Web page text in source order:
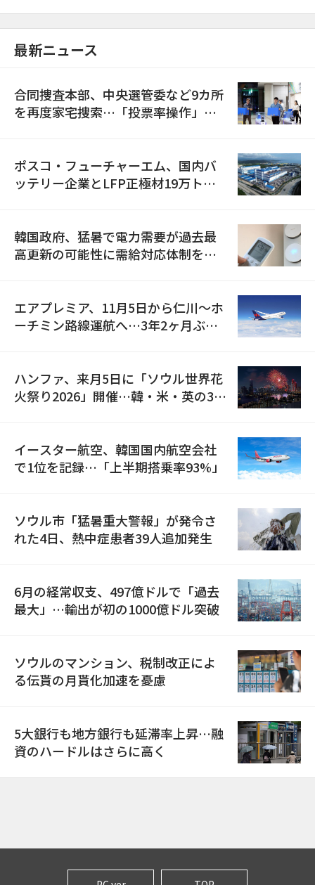
最新ニュース
合同捜査本部、中央選管委など9カ所
を再度家宅捜索…「投票率操作」の
ポスコ・フューチャーエム、国内バ
ッテリー企業とLFP正極材19万トン
韓国政府、猛暑で電力需要が過去最
高更新の可能性に需給対応体制を点
エアプレミア、11月5日から仁川〜ホ
ーチミン路線運航へ…3年2ヶ月ぶり
ハンファ、来月5日に「ソウル世界花
火祭り2026」開催…韓・米・英の3カ
イースター航空、韓国国内航空会社
で1位を記録…「上半期搭乗率93%」
ソウル市「猛暑重大警報」が発令さ
れた4日、熱中症患者39人追加発生
6月の経常収支、497億ドルで「過去
最大」…輸出が初の1000億ドル突破
ソウルのマンション、税制改正によ
る伝貰の月貰化加速を憂慮
5大銀行も地方銀行も延滞率上昇…融
資のハードルはさらに高く